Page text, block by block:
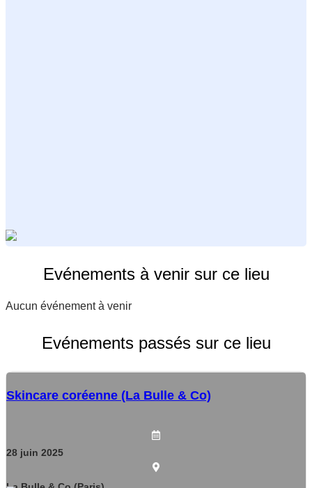
Evénements à venir sur ce lieu
Aucun événement à venir
Evénements passés sur ce lieu
Skincare coréenne (La Bulle & Co)
28 juin 2025